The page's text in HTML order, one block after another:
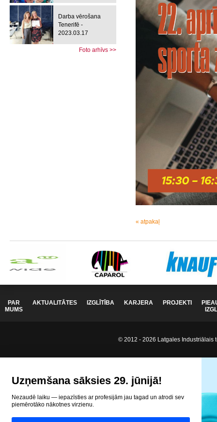
Darba vērošana
Tenerifē -
2023.03.17
Foto arhīvs >>
« atpakaļ
PAR
MUMS
AKTUALITĀTES IZGLĪTĪBA KARJERA PROJEKTI
© 2012 - 2026 Latgales Industriālais
Uzņemšana sāksies 29. jūnijā!
Nezaudē laiku — iepazīsties ar profesijām jau tagad un atrodi sev
piemērotāko nākotnes virzienu.